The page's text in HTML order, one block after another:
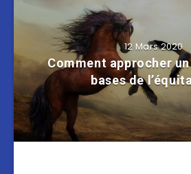
12 Mars 2020
Comment approcher
bases de